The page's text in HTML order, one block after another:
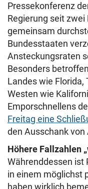
Pressekonferenz
Regierung seit zwei
gemeinsam
Bundesstaaten
Ansteckungsraten
Besonders
Landes wie Florida,
Westen wie
Emporschnellens
Freitag eine
den Ausschank von
Höhere Fallzahlen
Währenddessen ist
in einem möglichst
haben wirklich